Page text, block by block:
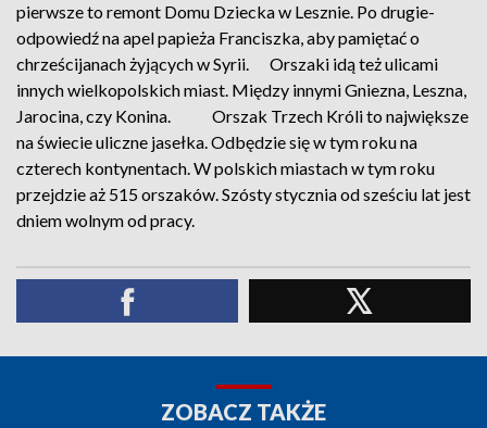
pierwsze to remont Domu Dziecka w Lesznie. Po drugie-
odpowiedź na apel papieża Franciszka, aby pamiętać o
chrześcijanach żyjących w Syrii. Orszaki idą też ulicami
innych wielkopolskich miast. Między innymi Gniezna, Leszna,
Jarocina, czy Konina. Orszak Trzech Króli to największe
na świecie uliczne jasełka. Odbędzie się w tym roku na
czterech kontynentach. W polskich miastach w tym roku
przejdzie aż 515 orszaków. Szósty stycznia od sześciu lat jest
dniem wolnym od pracy.
ZOBACZ TAKŻE